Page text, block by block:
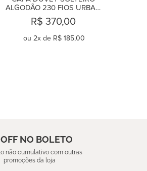
ALGODÃO 230 FIOS URBAN
FENDI
R$ 370,00
ou 2x de R$ 185,00
NO BOLETO
não cumulativo com outras
promoções da loja